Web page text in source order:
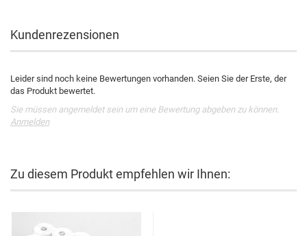
Kundenrezensionen
Leider sind noch keine Bewertungen vorhanden. Seien Sie der Erste, der
das Produkt bewertet.
Sie müssen angemeldet sein um eine Bewertung abgeben zu können.
Anmelden
Zu diesem Produkt empfehlen wir Ihnen: